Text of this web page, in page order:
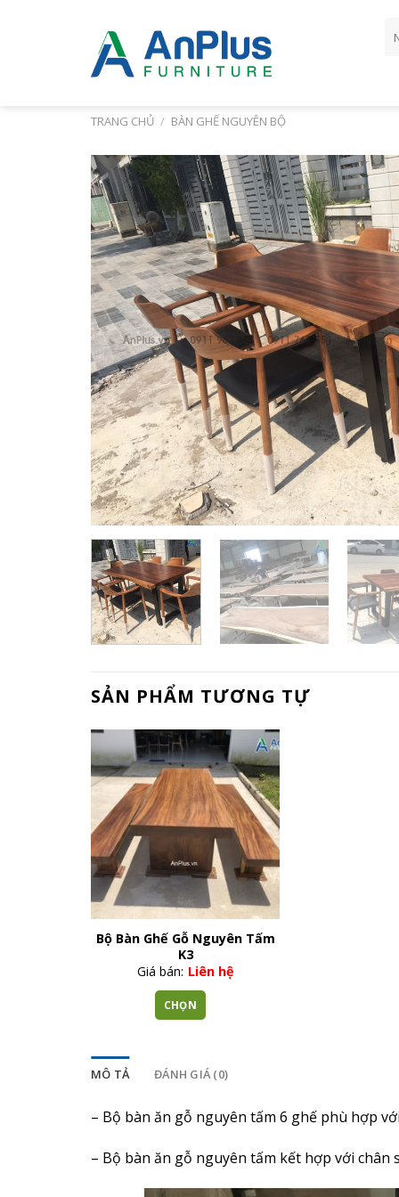
TRANG CHỦ / BÀN GHẾ NGUYÊN BỘ
SẢN PHẨM TƯƠNG TỰ
Bộ Bàn Ghế Gỗ Nguyên Tấm
K3
Giá bán: Liên hệ
CHỌN
này
nhiều
thể.
MÔ TẢ ĐÁNH GIÁ (0)
– Bộ bàn ăn gỗ nguyên tấm 6 ghế phù hợp
– Bộ bàn ăn gỗ nguyên tấm kết hợp với